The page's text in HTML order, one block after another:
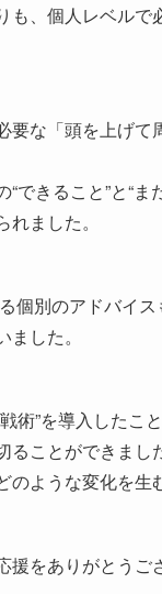
も、個人レベル
要な「頭を上げ
できること”と“
ました。
個別のアドバイ
した。
術”を導入したこ
ことができまし
ような変化を生
をありがとうご